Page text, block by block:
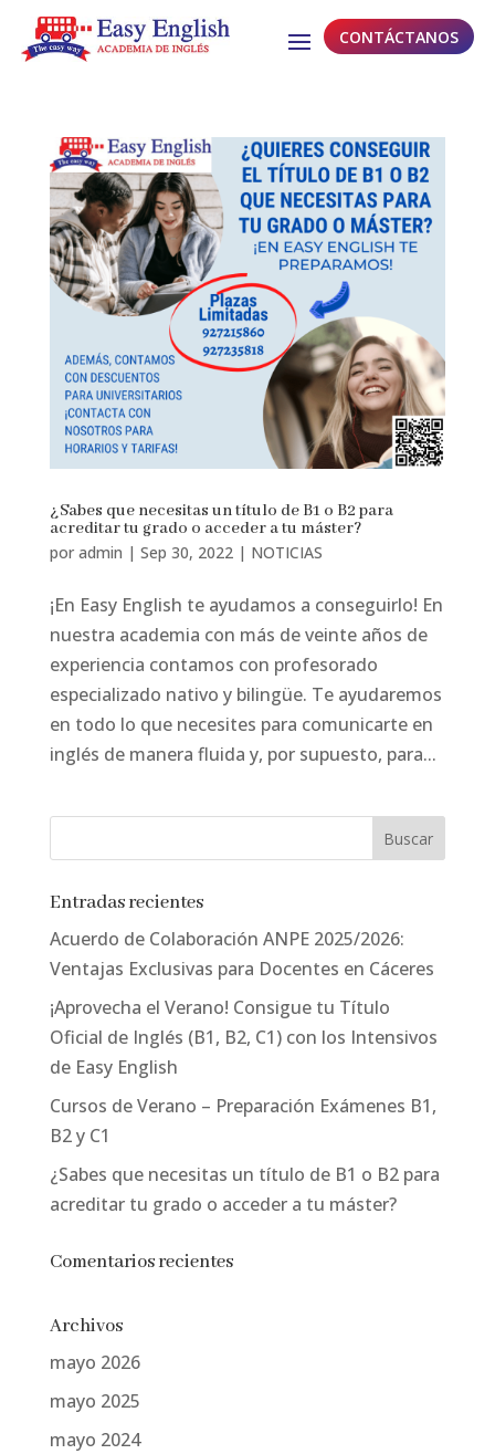
CONTÁCTANOS
¿Sabes que necesitas un título de B1 o B2 para
acreditar tu grado o acceder a tu máster?
por admin | Sep 30, 2022| NOTICIAS
¡En Easy English te ayudamos a conseguirlo! En
nuestra academia con más de veinte años de
experiencia contamos con profesorado
especializado nativo y bilingüe. Te ayudaremos
en todo lo que necesites para comunicarte en
inglés de manera fluida y, por supuesto, para...
Entradas recientes
Acuerdo de Colaboración ANPE 2025/2026:
Ventajas Exclusivas para Docentes en Cáceres
¡Aprovecha el Verano! Consigue tu Título
Oficial de Inglés (B1, B2, C1) con los Intensivos
de Easy English
Cursos de Verano – Preparación Exámenes B1,
B2 y C1
¿Sabes que necesitas un título de B1 o B2 para
acreditar tu grado o acceder a tu máster?
Comentarios recientes
Archivos
mayo 2026
mayo 2025
mayo 2024